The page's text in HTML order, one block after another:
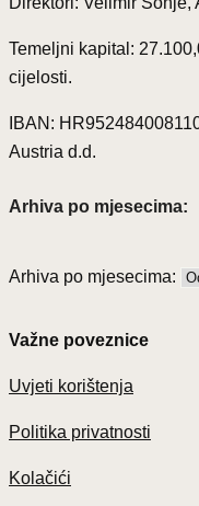
Temeljni kapital:
cijelosti.
IBAN:
Austria d.d.
Arhiva po mjesecima:
Arhiva po mjesecima:
Važne poveznice
Uvjeti korištenja
Politika privatnosti
Kolačići